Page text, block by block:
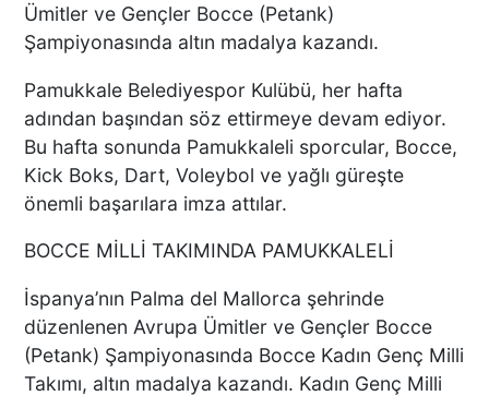
DENİZLİ’DEN TATİLE GİDEN
GRUBUN GÖZÜ ÖNÜNDE
BİRBİRİNE GİRDİ!
ÜNLÜ YÖNETMEN EZEL
AKAY’A ŞOK OPERASYON!
ALINDI
DENİZLİ’DE ÇARPIŞMANIN
ŞİDDETİYLE SAVRULDU! 5
ARAÇ HASAR GÖRDÜ
Ümitler ve Gençler Bocce (Petank)
Şampiyonasında altın madalya kazandı.
Pamukkale Belediyespor Kulübü, her hafta
adından başından söz ettirmeye devam ediyor.
Bu hafta sonunda Pamukkaleli sporcular, Bocce,
Kick Boks, Dart, Voleybol ve yağlı güreşte
önemli başarılara imza attılar.
BOCCE MİLLİ TAKIMINDA PAMUKKALELİ
İspanya’nın Palma del Mallorca şehrinde
düzenlenen Avrupa Ümitler ve Gençler Bocce
(Petank) Şampiyonasında Bocce Kadın Genç Milli
Takımı, altın madalya kazandı. Kadın Genç Milli